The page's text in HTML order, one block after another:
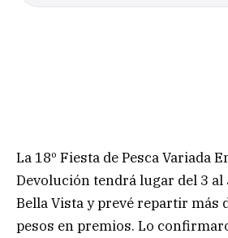
La 18º Fiesta de Pesca Variada
Devolución tendrá lugar del 3 al
Bella Vista y prevé repartir más
pesos en premios. Lo